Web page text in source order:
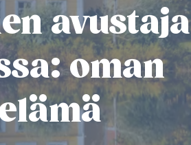
avustaja
oman